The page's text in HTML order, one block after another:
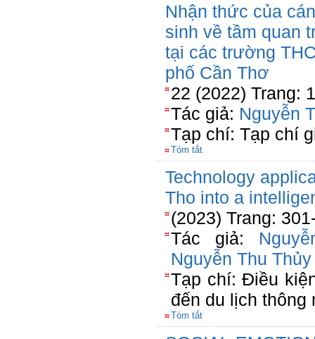
Nhận thức của
sinh về tầm quan
tại các trường
phố Cần Thơ
22 (2022) Trang:
Tác giả: Nguyễn
Tạp chí: Tạp chí
Tóm tắt
Technology
Tho into a
(2023) Trang:
Tác giả:
Nguyễn Thu Thủy
Tạp chí: Điều
đến du lịch thông
Tóm tắt